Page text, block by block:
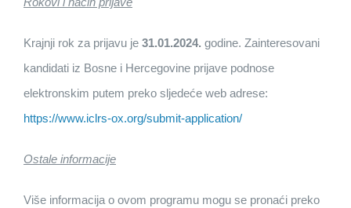
Krajnji rok za prijavu je 31.01.2024. godine. Zainteresovani
kandidati iz Bosne i Hercegovine prijave podnose
elektronskim putem preko sljedeće web adrese:
https://www.iclrs-ox.org/submit-application/
Ostale informacije
Više informacija o ovom programu mogu se pronaći preko